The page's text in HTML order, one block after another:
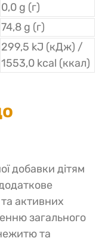
0,0 g (г)
74,8 g (г)
299,5 kJ (кДж) /
1553,0 kcal (ккал)
добавки дітям
та активних
загального
та